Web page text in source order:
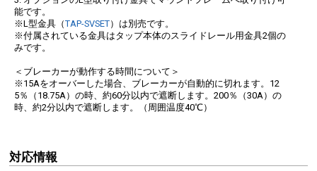
能です。
※L型金具（TAP-SVSET）は別売です。
※付属されている金具はタップ本体のスライドレール用金具2個の
みです。
＜ブレーカーが動作する時間について＞
※15Aをオーバーした場合、ブレーカーが自動的に切れます。12
5％（18.75A）の時、約60分以内で遮断します。200％（30A）の
時、約2分以内で遮断します。（周囲温度40℃）
対応情報